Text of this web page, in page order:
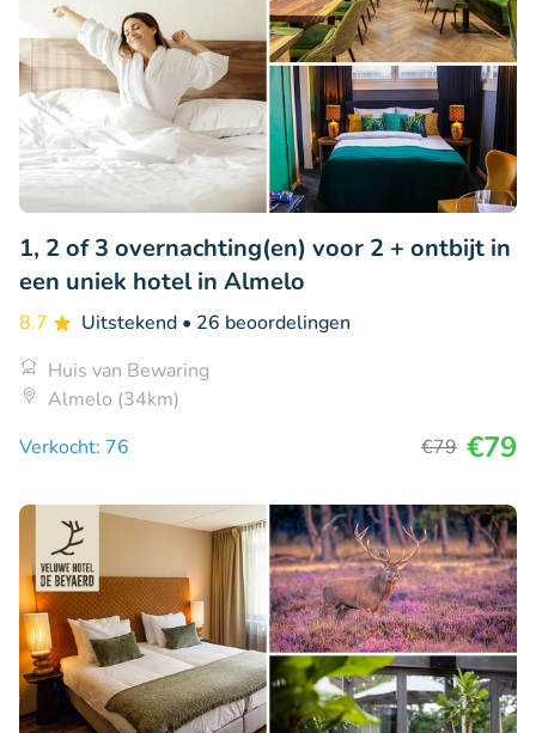
1, 2 of 3 overnachting(en) voor 2 + ontbijt in
een uniek hotel in Almelo
8.7 Uitstekend • 26 beoordelingen
Huis van Bewaring
Almelo (34km)
Verkocht: 76
€79 €79